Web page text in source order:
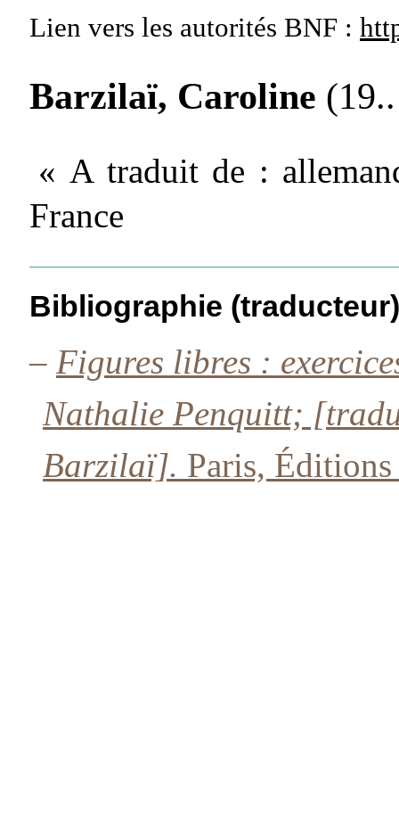
Lien vers les autorités BNF :
Barzilaï, Caroline
« A traduit de :
France
Bibliographie (traducteur)
– Figures libres :
Nathalie Penquitt;
Barzilaï]. Paris,